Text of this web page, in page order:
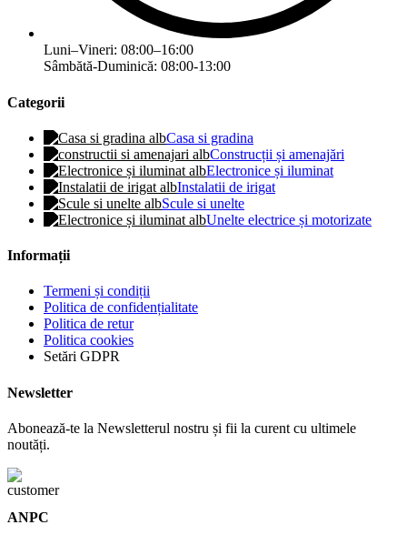
Luni–Vineri: 08:00–16:00
Sâmbătă-Duminică: 08:00-13:00
Categorii
Casa si gradina
Construcții și amenajări
Electronice și iluminat
Instalatii de irigat
Scule si unelte
Unelte electrice și motorizate
Informații
Termeni și condiții
Politica de confidențialitate
Politica de retur
Politica cookies
Setări GDPR
Newsletter
Abonează-te la Newsletterul nostru și fii la curent cu ultimele
noutăți.
ANPC